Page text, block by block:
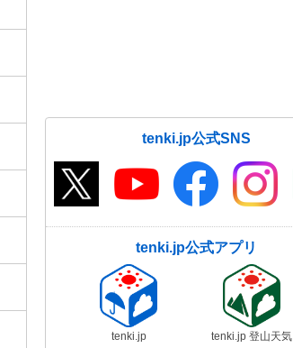
tenki.jp公式SNS
tenki.jp公式アプリ
tenki.jp tenki.jp 登山天気